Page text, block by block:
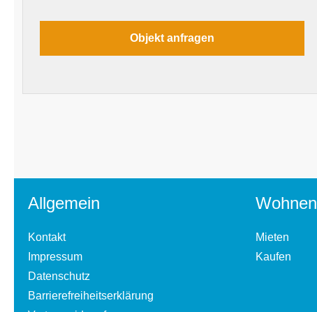
Allgemein
Kontakt
Impressum
Datenschutz
Barrierefreiheitserklärung
Wohnen
Mieten
Kaufen